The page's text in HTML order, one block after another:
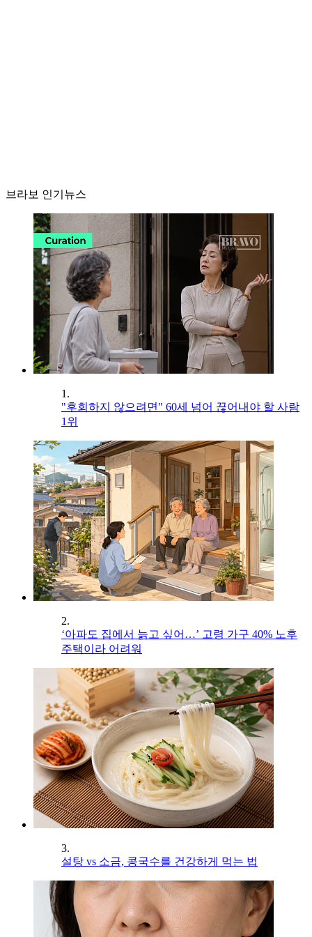
브라보 인기뉴스
1.
"후회하지 않으려면" 60세 넘어 끊어내야 할 사람
1위
2.
‘아파도 집에서 늙고 싶어…’ 고령 가구 40% 노후
주택이라 어려워
3.
설탕 vs 소금, 콩국수를 건강하게 먹는 법